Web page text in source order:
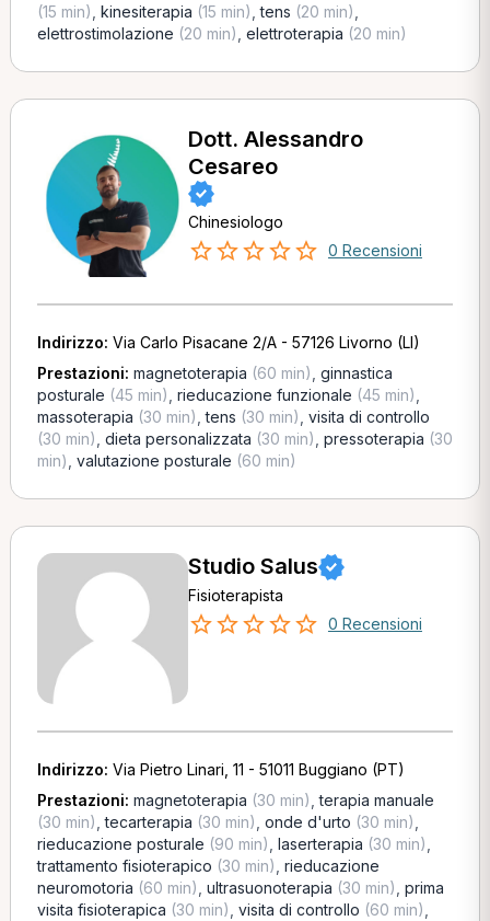
(15 min) kinesiterapia (15 min) ,tens (20 min)
elettrostimolazione (20 min) elettroterapia (20 min)
Dott. Alessandro
Cesareo
Chinesiologo
0 Recensioni
Indirizzo: Via Carlo Pisacane 2/A - 57126 Livorno (LI)
Prestazioni: magnetoterapia (60 min) ginnastica
posturale (45 min) rieducazione funzionale (45 min)
massoterapia (30 min) ,tens (30 min) visita di controllo
(30 min) dieta personalizzata (30 min) pressoterapia (30
min) valutazione posturale (60 min)
Studio Salus
Fisioterapista
0 Recensioni
Indirizzo: Via Pietro Linari, 11 - 51011 Buggiano (PT)
Prestazioni: magnetoterapia (30 min) ,terapia manuale
(30 min) ,tecarterapia (30 min) onde d'urto (30 min)
rieducazione posturale (90 min) laserterapia (30 min)
trattamento fisioterapico (30 min) rieducazione
neuromotoria (60 min) ultrasuonoterapia (30 min) prima
visita fisioterapica (30 min) visita di controllo (60 min)